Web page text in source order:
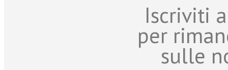
Iscriviti
per
sulle